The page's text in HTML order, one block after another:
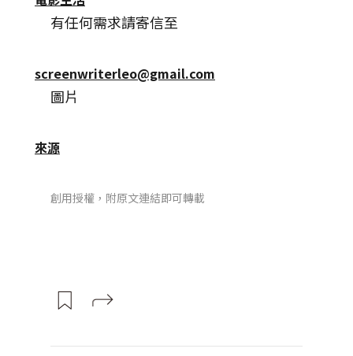
有任何需求請寄信至
screenwriterleo@gmail.com
圖片
來源
創用授權，附原文連結即可轉載